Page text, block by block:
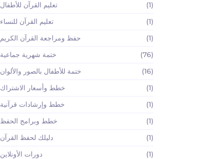
تعليم القرآن للأطفال
(1)
تعليم القرآن للنساء
(1)
حفظ ومراجعة القرآن الكريم
(1)
ختمة شهرية جماعية
(76)
ختمة للأطفال بالصور والألوان
(16)
خطط وأسعار الاشتراك
(1)
خطط وإرشادات قرآنية
(1)
خطط وبرامج الحفظ
(1)
دليلك لحفظ القرآن
(1)
دورات الأونلاين
(1)